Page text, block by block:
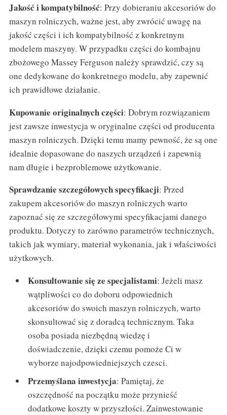
Jakość i kompatybilność: Przy dobieraniu akcesoriów do
maszyn rolniczych, ważne jest, aby zwrócić uwagę na
jakość części i ich kompatybilność z konkretnym
modelem maszyny. W przypadku części do kombajnu
zbożowego Massey Ferguson należy sprawdzić, czy są
one dedykowane do konkretnego modelu, aby zapewnić
ich prawidłowe działanie.
Kupowanie originalnych części: Dobrym rozwiązaniem
jest zawsze inwestycja w oryginalne części od producenta
maszyn rolniczych. Dzięki temu mamy pewność, że są one
idealnie dopasowane do naszych urządzeń i zapewnią
nam długie i bezproblemowe użytkowanie.
Sprawdzanie szczegółowych specyfikacji: Przed
zakupem akcesoriów do maszyn rolniczych warto
zapoznać się ze szczegółowymi specyfikacjami danego
produktu. Dotyczy to zarówno parametrów technicznych,
takich jak wymiary, materiał wykonania, jak i właściwości
użytkowych.
Konsultowanie się ze specjalistami: Jeżeli masz
wątpliwości co do doboru odpowiednich
akcesoriów do swoich maszyn rolniczych, warto
skonsultować się z doradcą technicznym. Taka
osoba posiada niezbędną wiedzę i
doświadczenie, dzięki czemu pomoże Ci w
wyborze najodpowiedniejszych czesci.
Przemyślana inwestycja: Pamiętaj, że
oszczędność na początku może przynieść
dodatkowe koszty w przyszłości. Zainwestowanie